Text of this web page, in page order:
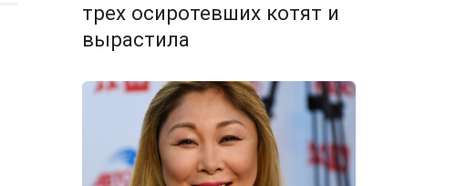
трех осиротевших котят и
вырастила